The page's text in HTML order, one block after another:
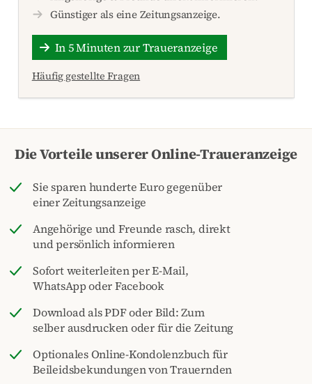
Günstiger als eine Zeitungsanzeige.
In 5 Minuten zur Traueranzeige
Häufig gestellte Fragen
Die Vorteile unserer Online-Traueranzeige
Sie sparen hunderte Euro gegenüber
einer Zeitungsanzeige
Angehörige und Freunde rasch, direkt
und persönlich informieren
Sofort weiterleiten per E-Mail,
WhatsApp oder Facebook
Download als PDF oder Bild: Zum
selber ausdrucken oder für die Zeitung
Optionales Online-Kondolenzbuch für
Beileidsbekundungen von Trauernden